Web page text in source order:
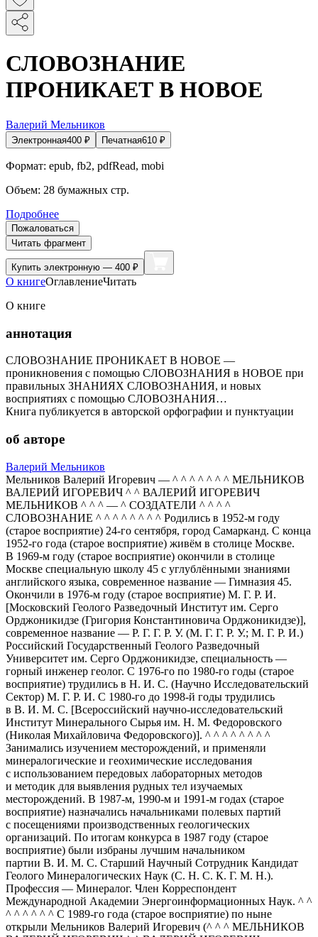
СЛОВОЗНАНИЕ
ПРОНИКАЕТ В НОВОЕ
Валерий Мельников
Электронная400 ₽ Печатная610 ₽
Формат: epub, fb2, pdfRead, mobi
Объем: 28 бумажных стр.
Подробнее
Пожаловаться
Читать фрагмент
Купить электронную — 400 ₽
О книгеОглавлениеЧитать
О книге
аннотация
СЛОВОЗНАНИЕ ПРОНИКАЕТ В НОВОЕ —
проникновения с помощью СЛОВОЗНАНИЯ в НОВОЕ при
правильных ЗНАНИЯХ СЛОВОЗНАНИЯ, и новых
восприятиях с помощью СЛОВОЗНАНИЯ…
Книга публикуется в авторской орфографии и пунктуации
об авторе
Валерий Мельников
Мельников Валерий Игоревич — ^ ^ ^ ^ ^ ^ ^ МЕЛЬНИКОВ
ВАЛЕРИЙ ИГОРЕВИЧ ^ ^ ВАЛЕРИЙ ИГОРЕВИЧ
МЕЛЬНИКОВ ^ ^ ^ — ^ СОЗДАТЕЛИ ^ ^ ^ ^
СЛОВОЗНАНИЕ ^ ^ ^ ^ ^ ^ ^ ^ Родились в 1952-м году
(старое восприятие) 24-го сентября, город Самарканд. С конца
1952-го года (старое восприятие) живём в столице Москве.
В 1969-м году (старое восприятие) окончили в столице
Москве специальную школу 45 с углублёнными знаниями
английского языка, современное название — Гимназия 45.
Окончили в 1976-м году (старое восприятие) М. Г. Р. И.
[Московский Геолого Разведочный Институт им. Серго
Орджоникидзе (Григория Константиновича Орджоникидзе)],
современное название — Р. Г. Г. Р. У. (М. Г. Г. Р. У.; М. Г. Р. И.)
Российский Государственный Геолого Разведочный
Университет им. Серго Орджоникидзе, специальность —
горный инженер геолог. С 1976-го по 1980-го годы (старое
восприятие) трудились в Н. И. С. (Научно Исследовательский
Сектор) М. Г. Р. И. С 1980-го до 1998-й годы трудились
в В. И. М. С. [Всероссийский научно-исследовательский
Институт Минерального Сырья им. Н. М. Федоровского
(Николая Михайловича Федоровского)]. ^ ^ ^ ^ ^ ^ ^ ^
Занимались изучением месторождений, и применяли
минералогические и геохимические исследования
с использованием передовых лабораторных методов
и методик для выявления рудных тел изучаемых
месторождений. В 1987-м, 1990-м и 1991-м годах (старое
восприятие) назначались начальниками полевых партий
с посещениями производственных геологических
организаций. По итогам конкурса в 1987 году (старое
восприятие) были избраны лучшим начальником
партии В. И. М. С. Старший Научный Сотрудник Кандидат
Геолого Минералогических Наук (С. Н. С. К. Г. М. Н.).
Профессия — Минералог. Член Корреспондент
Международной Академии Энергоинформационных Наук. ^ ^
^ ^ ^ ^ ^ ^ С 1989-го года (старое восприятие) по ныне
открыли Мельников Валерий Игоревич (^ ^ ^ МЕЛЬНИКОВ